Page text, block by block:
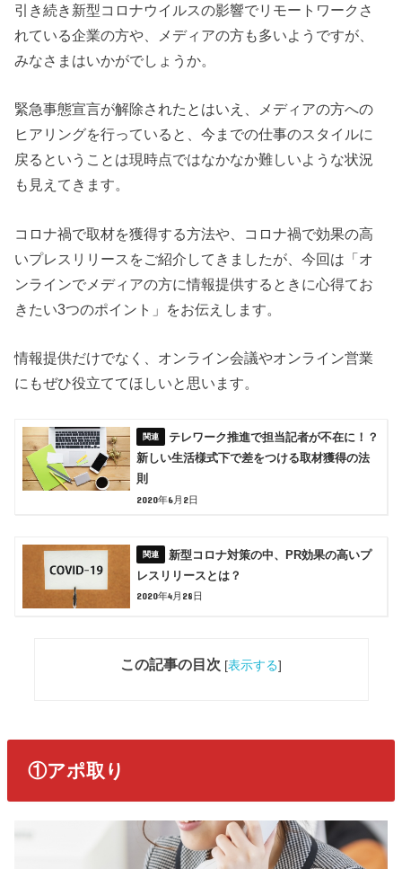
引き続き新型コロナウイルスの影響でリモートワークさ
れている企業の方や、メディアの方も多いようですが、
みなさまはいかがでしょうか。
緊急事態宣言が解除されたとはいえ、メディアの方への
ヒアリングを行っていると、今までの仕事のスタイルに
戻るということは現時点ではなかなか難しいような状況
も見えてきます。
コロナ禍で取材を獲得する方法や、コロナ禍で効果の高
いプレスリリースをご紹介してきましたが、今回は「オ
ンラインでメディアの方に情報提供するときに心得てお
きたい3つのポイント」をお伝えします。
情報提供だけでなく、オンライン会議やオンライン営業
にもぜひ役立ててほしいと思います。
テレワーク推進で担当記者が不在に！？
新しい生活様式下で差をつける取材獲得の法
則
2020年6月2日
新型コロナ対策の中、PR効果の高いプ
レスリリースとは？
2020年4月28日
この記事の目次 [表示する]
①アポ取り